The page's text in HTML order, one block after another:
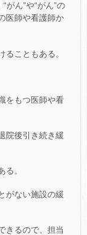
がん”や“がん”の
医師や看護師か
こともある。
をもつ医師や看
院後引き続き緩
。
がない施設の緩
きるので、担当